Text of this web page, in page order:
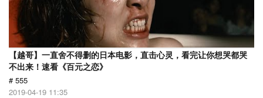
【越哥】一直舍不得删的日本电影，直击心灵，看完让你想哭都哭
不出来！速看《百元之恋》
# 555
2019-04-19 11:35